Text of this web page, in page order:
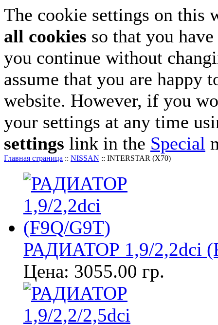
The cookie settings on this
all cookies so that you
you continue without
assume that you are happy
website. However, if you
your settings at any time
settings link in the Special
Главная страница :: NISSAN :: INTERSTAR (X70)
РАДИАТОР 1,9/2,2dci
Цена: 3055.00 гр.